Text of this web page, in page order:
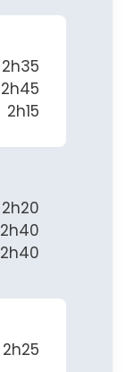
2h35
2h45
2h15
2h20
2h40
2h40
2h25